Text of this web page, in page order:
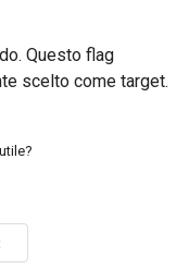
Questo flag
scelto come target.